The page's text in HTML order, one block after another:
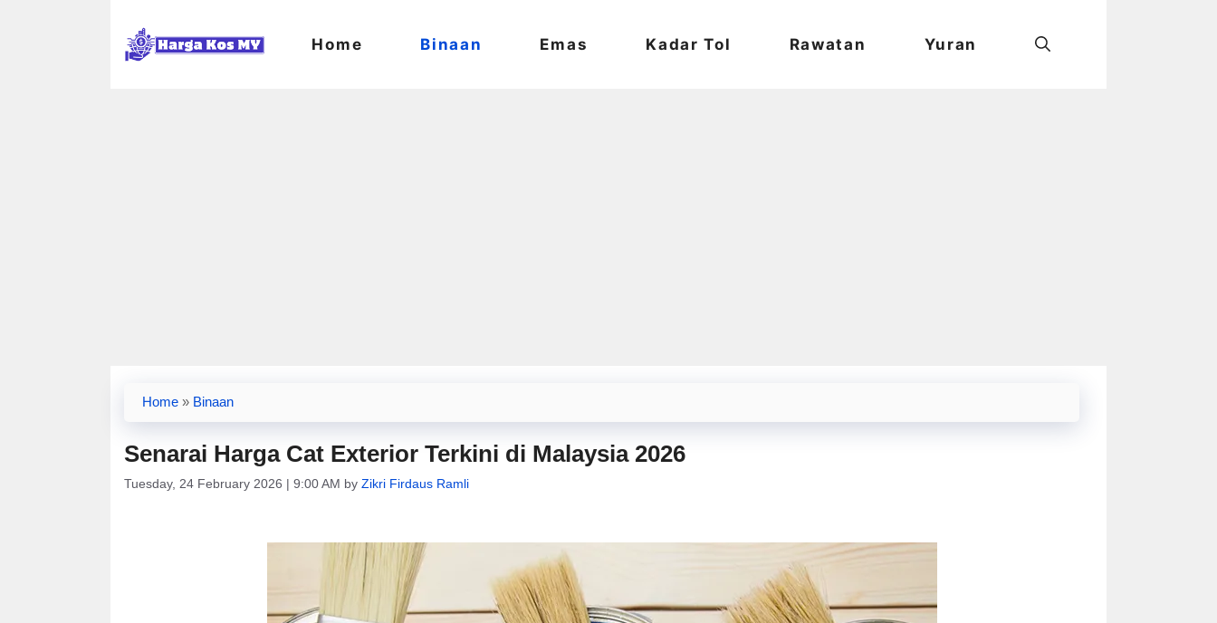
Home Binaan Emas Kadar Tol Rawatan Yuran
Home » Binaan
Senarai Harga Cat Exterior Terkini di Malaysia 2026
Tuesday, 24 February 2026 | 9:00 AM by Zikri Firdaus Ramli